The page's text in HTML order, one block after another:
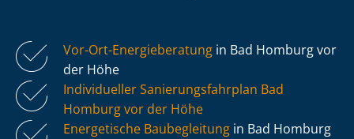
Vor-Ort-Energieberatung in Bad Homburg vor
der Höhe
Individueller Sa­nie­rungs­fahr­plan Bad
Homburg vor der Höhe
Energetische Baubegleitung in Bad Homburg